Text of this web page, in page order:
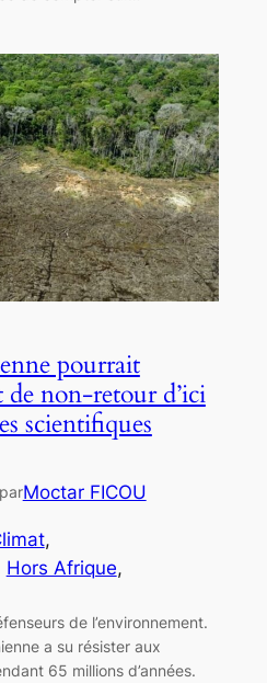
pourrait
non-retour d’ici
scientifiques
Moctar FICOU
Hors Afrique
de l’environnement.
a su résister aux
65 millions d’années.